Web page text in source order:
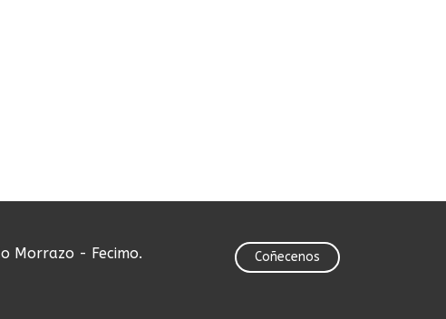
Morrazo - Fecimo. Coñecenos